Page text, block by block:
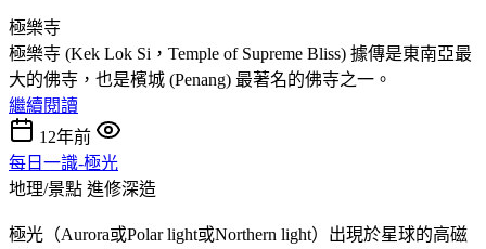
極樂寺
極樂寺 (Kek Lok Si，Temple of Supreme Bliss) 據傳是東南亞最
大的佛寺，也是檳城 (Penang) 最著名的佛寺之一。
繼續閱讀
12年前
每日一識-極光
地理/景點 進修深造
極光（Aurora或Polar light或Northern light）出現於星球的高磁